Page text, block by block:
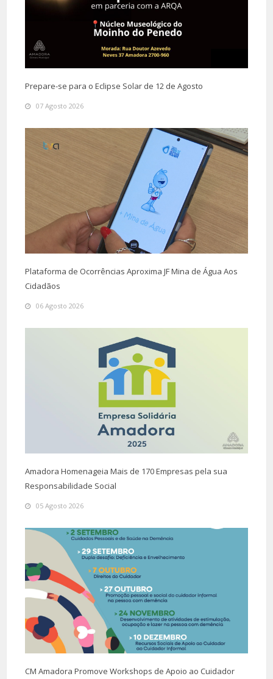
Prepare-se para o Eclipse Solar de 12 de Agosto
07 Agosto 2026
Plataforma de Ocorrências Aproxima JF Mina de Água Aos
Cidadãos
06 Agosto 2026
Amadora Homenageia Mais de 170 Empresas pela sua
Responsabilidade Social
05 Agosto 2026
CM Amadora Promove Workshops de Apoio ao Cuidador